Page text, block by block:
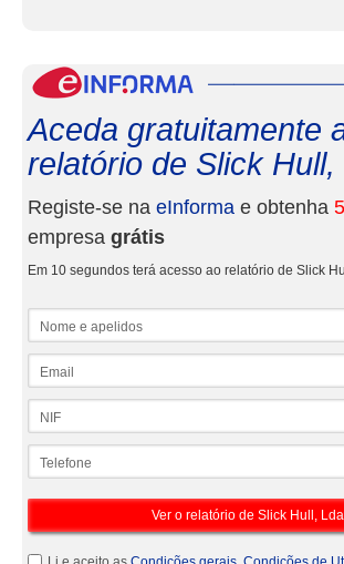
Aceda gratuitamente
relatório de Slick Hull,
Registe-se na eInforma e obtenha
empresa grátis
Em 10 segundos terá acesso ao relatório de Slick